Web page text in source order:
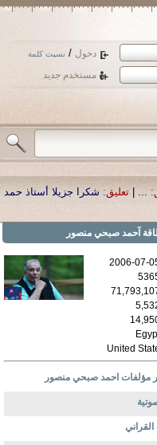
دخول / نسيت كلمة
مستخدم جديد
حمد الحمد .أكرمكم الله .|تعليق:
آحمد صبحي منصور
2006-07-
United
احمد صبحي منصور